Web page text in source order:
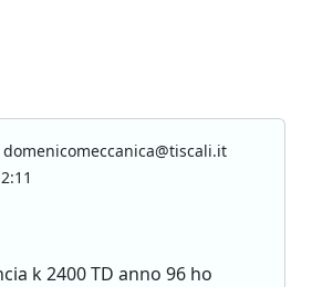
domenicomeccanica@tiscali.it
k 2400 TD anno 96 ho